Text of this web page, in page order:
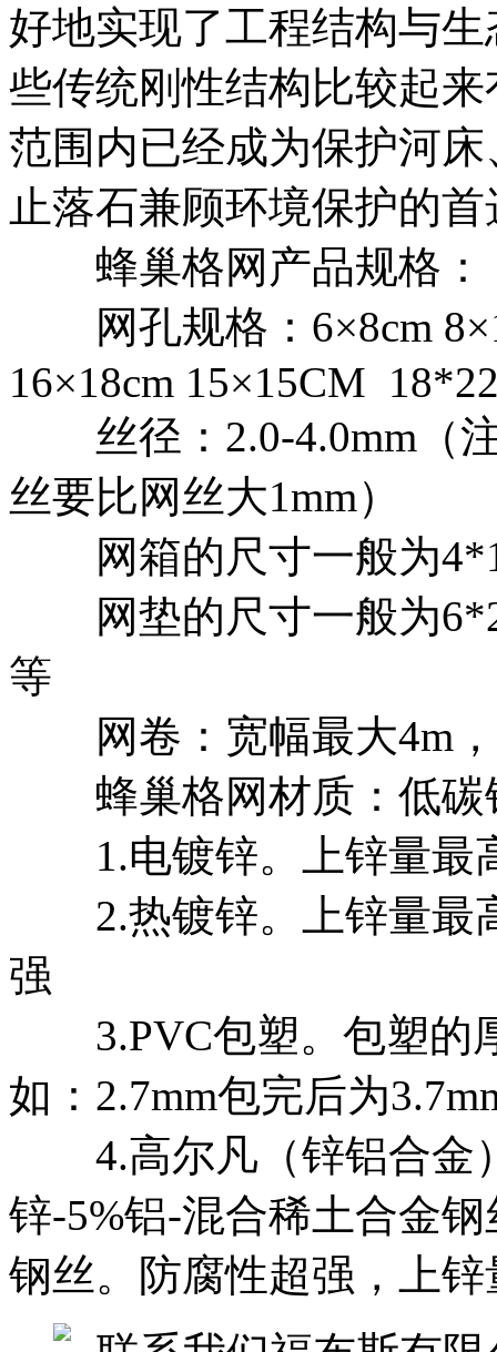
好地实现了工程结构与
些传统刚性结构比较起
范围内已经成为保护河
止落石兼顾环境保护的
蜂巢格网产品规格：
网孔规格：6×8cm
16×18cm 15×15CM
丝径：2.0-4.0mm（注
丝要比网丝大1mm）
网箱的尺寸一般为
网垫的尺寸一般为
等
网卷：宽幅最大4m，
蜂巢格网材质：低碳
1.电镀锌。上锌量最
2.热镀锌。上锌量最
强
3.PVC包塑。包塑的
如：2.7mm包完后为
4.高尔凡（锌铝合金
锌-5%铝-混合稀土合金
钢丝。防腐性超强，上锌